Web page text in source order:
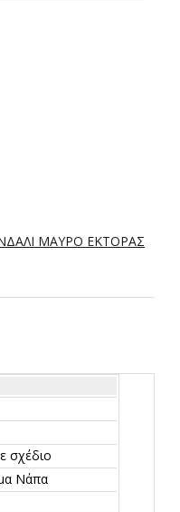
ΜΑΥΡΟ ΕΚΤΟΡΑΣ
σχέδιο
Νάπα